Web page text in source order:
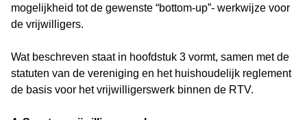
mogelijkheid tot de gewenste “bottom-up”- werkwijze voor
de vrijwilligers.
Wat beschreven staat in hoofdstuk 3 vormt, samen met de
statuten van de vereniging en het huishoudelijk reglement
de basis voor het vrijwilligerswerk binnen de RTV.